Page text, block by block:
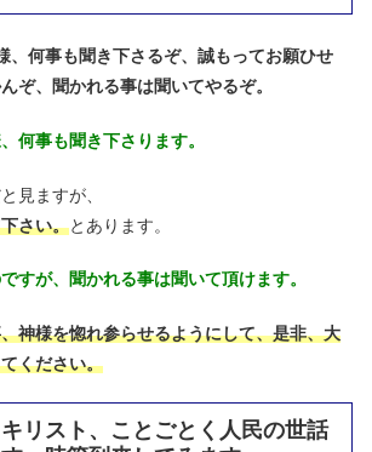
、何事も聞き下さるぞ、誠もってお願ひせ
ぞ、聞かれる事は聞いてやるぞ。
何事も聞き下さります。
見ますが、
さい。とあります。
すが、聞かれる事は聞いて頂けます。
神様を惚れ参らせるようにして、是非、大
ください。
リスト、ことごとく人民の世話